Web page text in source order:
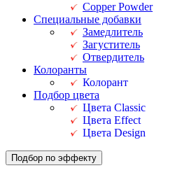
Copper Powder
Специальные добавки
Замедлитель
Загуститель
Отвердитель
Колоранты
Колорант
Подбор цвета
Цвета Classic
Цвета Effect
Цвета Design
Подбор по эффекту